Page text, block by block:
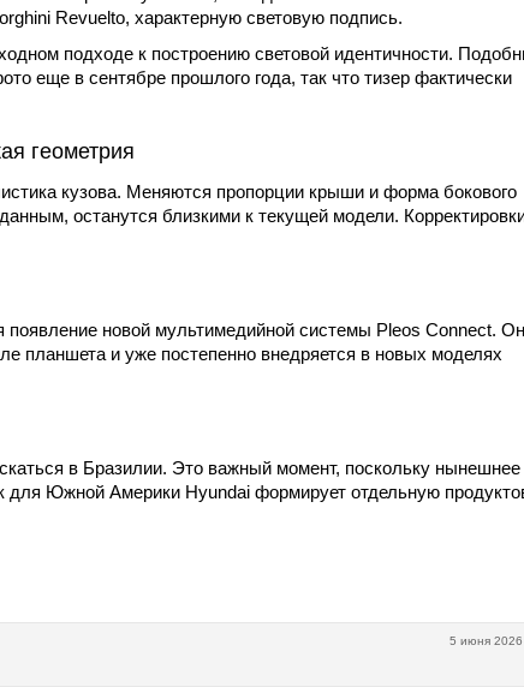
Revuelto, характерную световую подпись.
подходе к построению световой идентичности.
еще в сентябре прошлого года, так что тизер фактически
геометрия
кузова. Меняются пропорции крыши и форма бокового
останутся близкими к текущей модели.
новой мультимедийной системы Pleos Connect.
планшета и уже постепенно внедряется в новых моделях
в Бразилии. Это важный момент, поскольку нынешнее
для Южной Америки Hyundai формирует отдельную
5 июня 2026